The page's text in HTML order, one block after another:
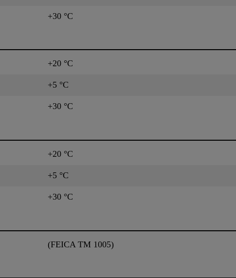
+30 °C
+20 °C
+5 °C
+30 °C
+20 °C
+5 °C
+30 °C
(FEICA TM 1005)